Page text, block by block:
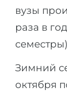
вузы
раза в
Зимний
октября